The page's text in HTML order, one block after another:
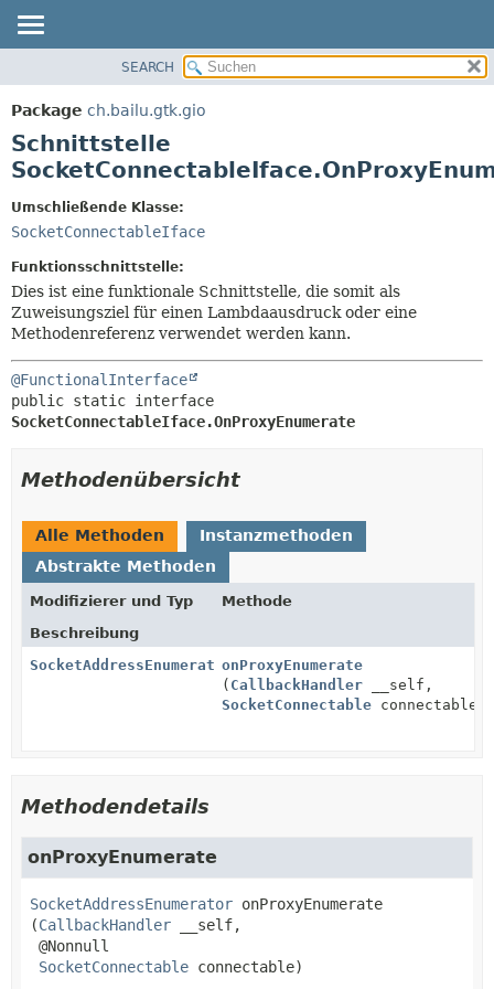
PACKAGE
KLASSE
BAUM
INDEX
KONSTRUKTOR
METHODE
SEARCH
Package ch.bailu.gtk.gio
Schnittstelle
Umschließende Klasse:
SocketConnectableIface
Funktionsschnittstelle:
Dies ist eine funktionale Schnittstelle, die somit als
Zuweisungsziel für einen Lambdaausdruck oder eine
Methodenreferenz verwendet werden kann.
@FunctionalInterface
SocketConnectableIface.OnProxyEnumerate
Methodenübersicht
Alle Methoden
Instanzmethoden
Abstrakte Methoden
Modifizierer und Typ
Methode
Beschreibung
SocketAddressEnumeratoronProxyEnumerate
( CallbackHandler __self,
SocketConnectable connectable)
Methodendetails
onProxyEnumerate
SocketAddressEnumerator onProxyEnumerate
(CallbackHandler __self,
@Nonnull
SocketConnectable connectable)